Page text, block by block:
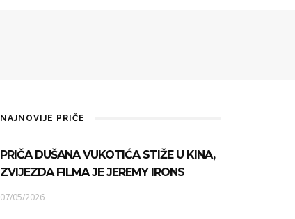
NAJNOVIJE PRIČE
PRIČA DUŠANA VUKOTIĆA STIŽE U KINA,
ZVIJEZDA FILMA JE JEREMY IRONS
07/05/2026